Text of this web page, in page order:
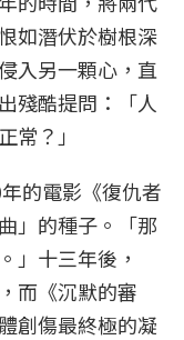
如潛伏於樹根深
入另一顆心，直
殘酷提問：「人
常？」
的電影《復仇者
」的種子。「那
」十三年後，
而《沉默的審
創傷最終極的凝